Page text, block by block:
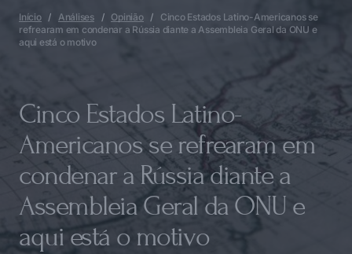
Rússia diante a Assembleia Geral da ONU e aqui está o motivo
Início Análises Opinião
Cinco Estados Latino-Americanos se
refrearam em condenar a Rússia diante a Assembleia Geral da ONU e
aqui está o motivo
Cinco Estados Latino-
Americanos se refrearam em
condenar a Rússia diante a
Assembleia Geral da ONU e
aqui está o motivo